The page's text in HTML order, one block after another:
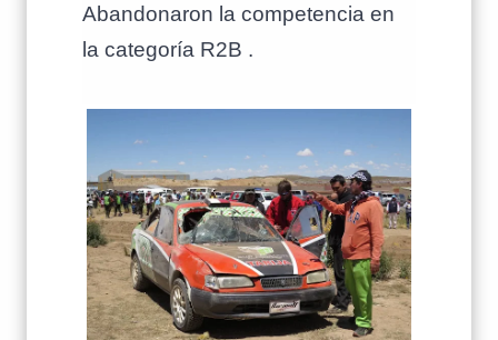
Abandonaron la competencia en
la categoría R2B .